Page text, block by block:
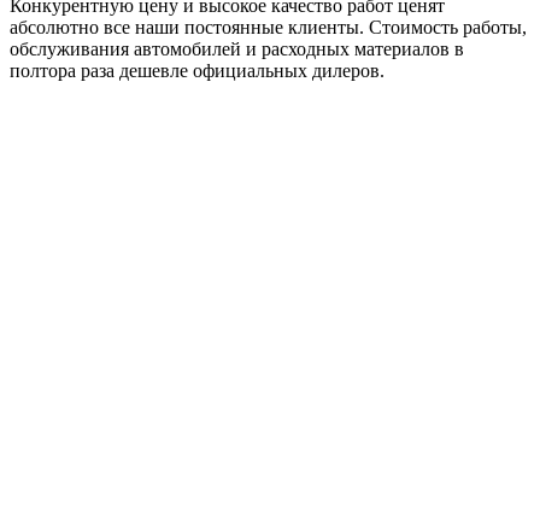
Конкурентную цену и высокое качество работ ценят
абсолютно все наши постоянные клиенты. Стоимость работы,
обслуживания автомобилей и расходных материалов в
полтора раза дешевле официальных дилеров.